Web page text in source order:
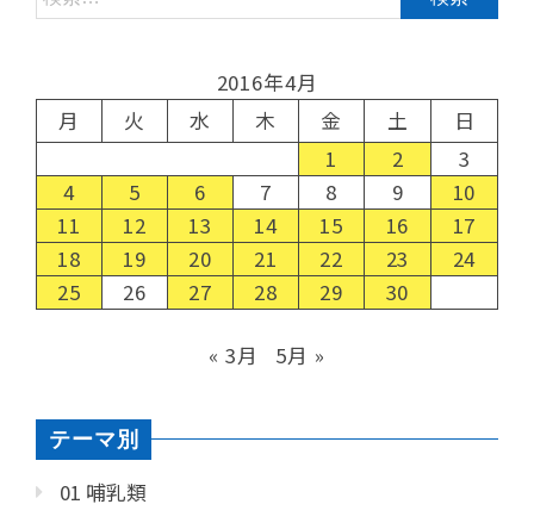
2016年4月
月
火 水 木 金 土
日
1
2
3
4
5 6 7 8 9
10
11
12 13 14 15 16
17
18
19 20 21 22 23
24
25
26 27 28 29 30
« 3月 5月 »
テーマ別
01 哺乳類